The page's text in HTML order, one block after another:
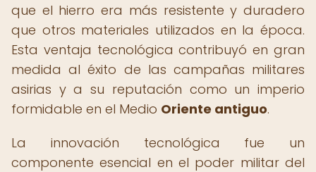
que el hierro era más resistente y duradero
que otros materiales utilizados en la época.
Esta ventaja tecnológica contribuyó en gran
medida al éxito de las campañas militares
asirias y a su reputación como un imperio
formidable en el Medio Oriente antiguo.
La innovación tecnológica fue un
componente esencial en el poder militar del